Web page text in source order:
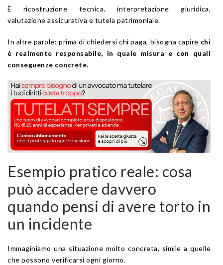
È ricostruzione tecnica, interpretazione giuridica,
valutazione assicurativa e tutela patrimoniale.
In altre parole: prima di chiedersi chi paga, bisogna capire chi
è realmente responsabile, in quale misura e con quali
conseguenze concrete.
Esempio pratico reale: cosa
può accadere davvero
quando pensi di avere torto in
un incidente
Immaginiamo una situazione molto concreta, simile a quelle
che possono verificarsi ogni giorno.